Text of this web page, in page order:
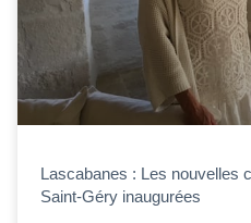
Lascabanes : Les nouvelles
Saint-Géry inaugurées